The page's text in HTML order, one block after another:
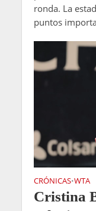
ronda. La
puntos
CRÓNICAS•WTA
Cristina